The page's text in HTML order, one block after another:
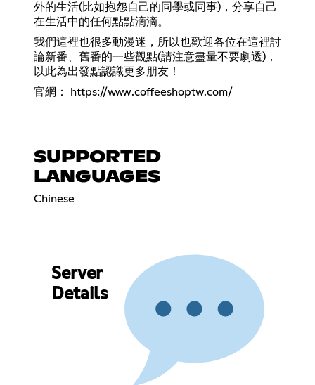
外的生活(比如抱怨自己的同學或同事)，分享自己
在生活中的任何點點滴滴。
我們這裡也很多動漫迷，所以也歡迎各位在這裡討
論新番、舊番的一些觀點(請注意盡量不要劇透)，
以此為出發點認識更多朋友！
官網：
https://www.coffeeshoptw.com/
SUPPORTED
LANGUAGES
Chinese
Server
Details